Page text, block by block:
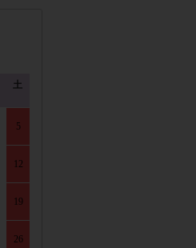
土
5
12
19
26